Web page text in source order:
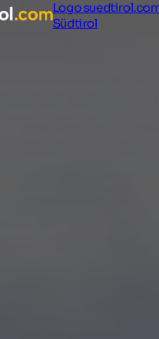
Logo
Südtirol